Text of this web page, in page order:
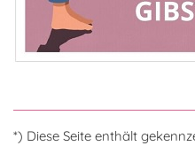
*) Diese Seite enthält